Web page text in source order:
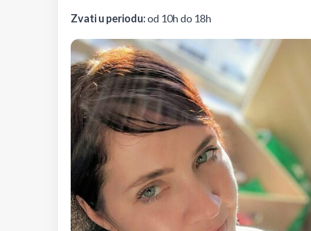
Zvati u periodu:od 10h do 18h